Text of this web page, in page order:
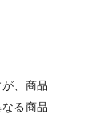
、商品
る商品